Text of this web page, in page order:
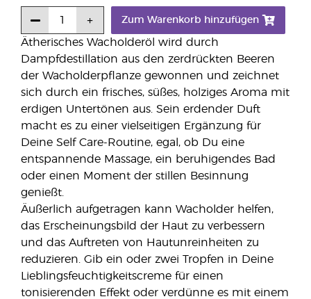
Ätherisches Wacholderöl wird durch
Dampfdestillation aus den zerdrückten Beeren
der Wacholderpflanze gewonnen und zeichnet
sich durch ein frisches, süßes, holziges Aroma mit
erdigen Untertönen aus. Sein erdender Duft
macht es zu einer vielseitigen Ergänzung für
Deine Self Care-Routine, egal, ob Du eine
entspannende Massage, ein beruhigendes Bad
oder einen Moment der stillen Besinnung
genießt.
Äußerlich aufgetragen kann Wacholder helfen,
das Erscheinungsbild der Haut zu verbessern
und das Auftreten von Hautunreinheiten zu
reduzieren. Gib ein oder zwei Tropfen in Deine
Lieblingsfeuchtigkeitscreme für einen
tonisierenden Effekt oder verdünne es mit einem
Zum Warenkorb hinzufügen